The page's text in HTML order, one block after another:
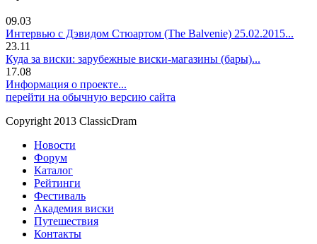
09.03
Интервью с Дэвидом Стюартом (The Balvenie) 25.02.2015...
23.11
Куда за виски: зарубежные виски-магазины (бары)...
17.08
Информация о проекте...
перейти на обычную версию сайта
Copyright 2013 ClassicDram
Новости
Форум
Каталог
Рейтинги
Фестиваль
Академия виски
Путешествия
Контакты